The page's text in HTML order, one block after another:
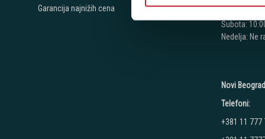
Subota:
Nedelja: Ne
Novi
Telefoni:
+381 11 777
Garancija najnižih cena